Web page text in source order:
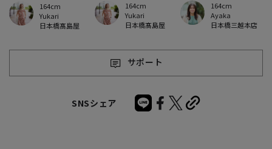
日本橋髙島屋
Yukari
164cm
日本橋髙島屋
Yukari
164cm
日本橋三越本店
Ayaka
164cm
サポート
SNSシェア